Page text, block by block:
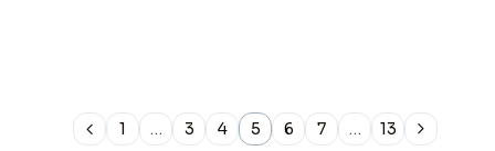
1 … 3 4 5 6 7 … 13